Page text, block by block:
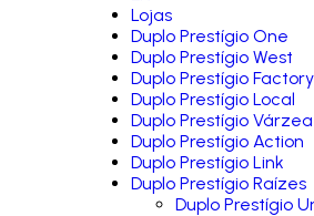
Lojas
Duplo Prestígio One
Duplo Prestígio West
Duplo Prestígio Factory
Duplo Prestígio Local
Duplo Prestígio Várzea
Duplo Prestígio Action
Duplo Prestígio Link
Duplo Prestígio Raízes
Duplo Prestígio